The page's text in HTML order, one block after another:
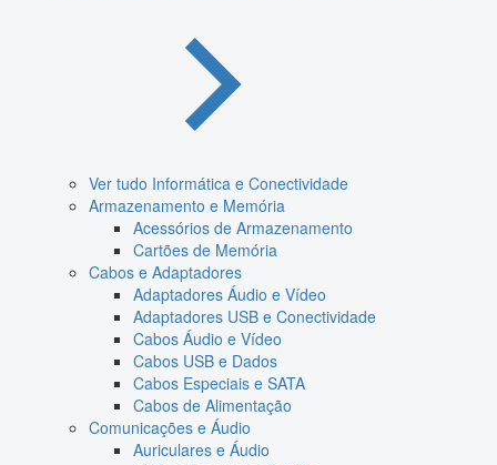
Ver tudo Informática e Conectividade
Armazenamento e Memória
Acessórios de Armazenamento
Cartões de Memória
Cabos e Adaptadores
Adaptadores Áudio e Vídeo
Adaptadores USB e Conectividade
Cabos Áudio e Vídeo
Cabos USB e Dados
Cabos Especiais e SATA
Cabos de Alimentação
Comunicações e Áudio
Auriculares e Áudio